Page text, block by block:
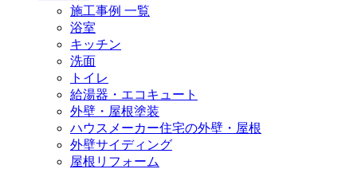
施工事例 一覧
浴室
キッチン
洗面
トイレ
給湯器・エコキュート
外壁・屋根塗装
ハウスメーカー住宅の外壁・屋根
外壁サイディング
屋根リフォーム